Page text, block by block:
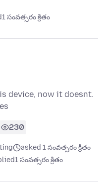
1 సంవత్సరం క్రితం
device, now it doesnt.
230
asked 1 సంవత్సరం క్రితం
1 సంవత్సరం క్రితం